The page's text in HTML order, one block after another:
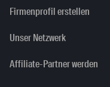
Firmenprofil erstellen
Unser Netzwerk
Affiliate-Partner werden